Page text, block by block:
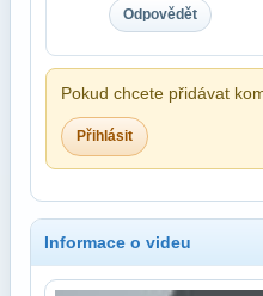
Odpovědět
Pokud chcete přidávat
Přihlásit
Informace o videu